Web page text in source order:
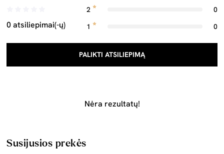
0 atsiliepimai(-ų)
2
0
1
0
PALIKTI ATSILIEPIMĄ
Nėra rezultatų!
Susijusios prekės